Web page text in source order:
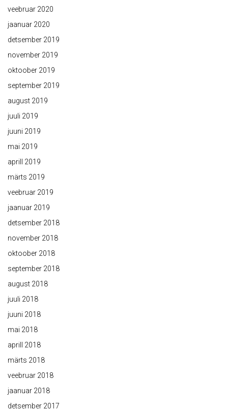
veebruar 2020
jaanuar 2020
detsember 2019
november 2019
oktoober 2019
september 2019
august 2019
juuli 2019
juuni 2019
mai 2019
aprill 2019
märts 2019
veebruar 2019
jaanuar 2019
detsember 2018
november 2018
oktoober 2018
september 2018
august 2018
juuli 2018
juuni 2018
mai 2018
aprill 2018
märts 2018
veebruar 2018
jaanuar 2018
detsember 2017